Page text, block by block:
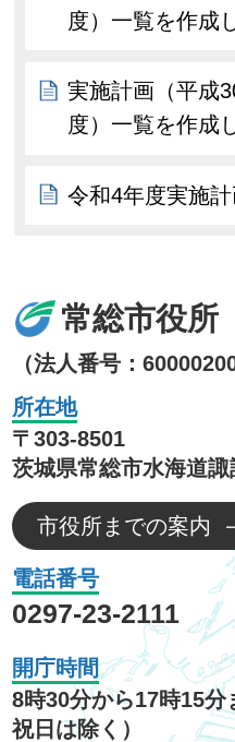
度）一覧を作成
実施計画（平成
度）一覧を作成
令和4年度実施
常総市役所
（法人番号：
所在地
〒303-8501
茨城県常総市水海道
市役所までの案内
電話番号
0297-23-2111
開庁時間
8時30分から17時15
祝日は除く）